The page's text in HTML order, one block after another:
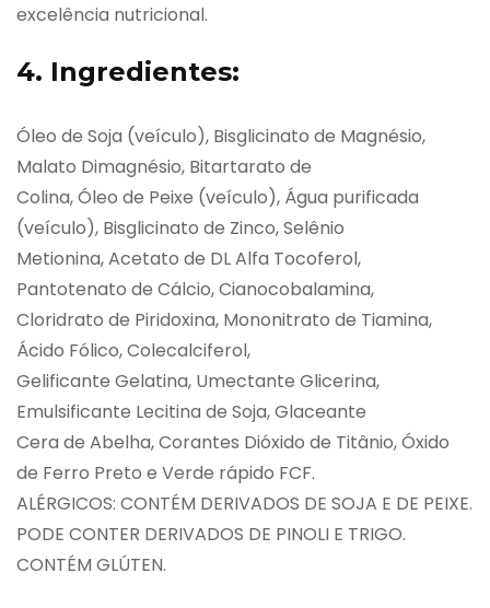
excelência nutricional.
4. Ingredientes:
Óleo de Soja (veículo), Bisglicinato de Magnésio,
Malato Dimagnésio, Bitartarato de
Colina, Óleo de Peixe (veículo), Água purificada
(veículo), Bisglicinato de Zinco, Selênio
Metionina, Acetato de DL Alfa Tocoferol,
Pantotenato de Cálcio, Cianocobalamina,
Cloridrato de Piridoxina, Mononitrato de Tiamina,
Ácido Fólico, Colecalciferol,
Gelificante Gelatina, Umectante Glicerina,
Emulsificante Lecitina de Soja, Glaceante
Cera de Abelha, Corantes Dióxido de Titânio, Óxido
de Ferro Preto e Verde rápido FCF.
ALÉRGICOS: CONTÉM DERIVADOS DE SOJA E DE PEIXE.
PODE CONTER DERIVADOS DE PINOLI E TRIGO.
CONTÉM GLÚTEN.